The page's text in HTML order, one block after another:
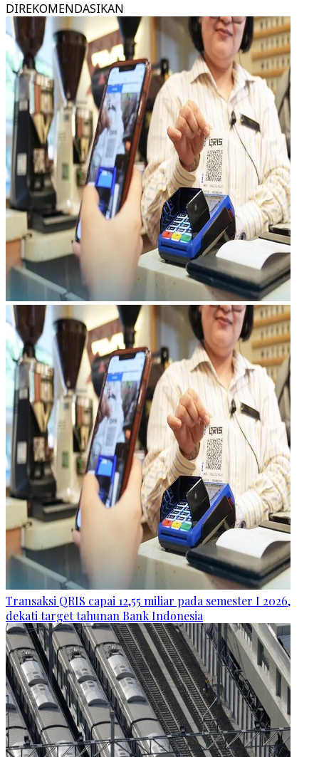
DIREKOMENDASIKAN
Transaksi QRIS capai 12,55 miliar pada semester I 2026,
dekati target tahunan Bank Indonesia